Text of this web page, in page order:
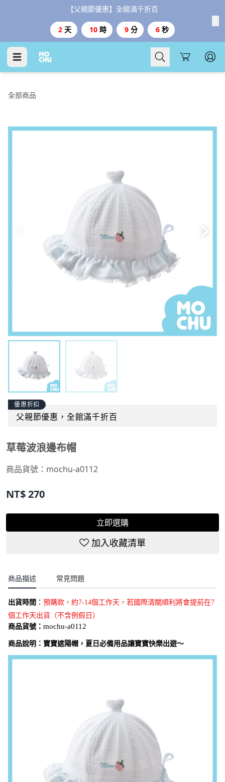
【父親節優惠】全館滿千折百
2 天 10 時 9 分 5 秒
Cart
全部商品
優惠折扣
父親節優惠，全館滿千折百
草莓波浪邊布帽
商品貨號： mochu-a0112
NT$270
立即選購
加入收藏清單
商品描述 常見問題
出貨時間 ： 預購款，約7-14個工作天，若國際清關順利將會提前在7
個工作天出貨（不含例假日）
商品貨號： mochu-a0112
商品說明： 寶寶遮陽帽，夏日必備用品讓寶寶快樂出遊～